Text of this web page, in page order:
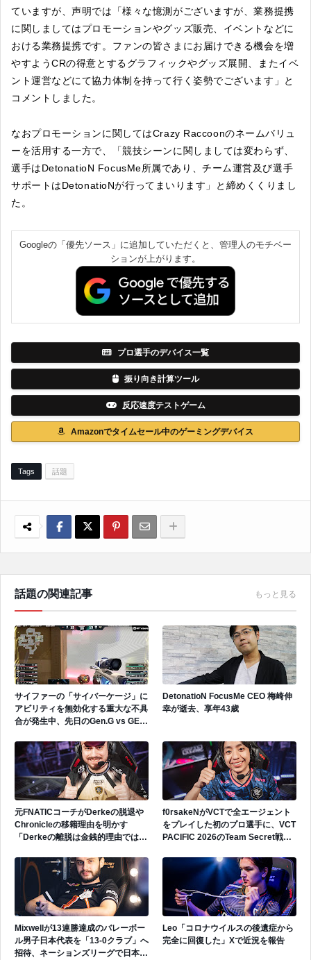
ていますが、声明では「様々な憶測がございますが、業務提携
に関しましてはプロモーションやグッズ販売、イベントなどに
おける業務提携です。ファンの皆さまにお届けできる機会を増
やすようCRの得意とするグラフィックやグッズ展開、またイベ
ント運営などにて協力体制を持って行く姿勢でございます」と
コメントしました。
なおプロモーションに関してはCrazy Raccoonのネームバリュ
ーを活用する一方で、「競技シーンに関しましては変わらず、
選手はDetonatioN FocusMe所属であり、チーム運営及び選手
サポートはDetonatioNが行ってまいります」と締めくくりまし
た。
Googleの「優先ソース」に追加していただくと、管理人のモチベー
ションが上がります。
プロ選手のデバイス一覧
振り向き計算ツール
反応速度テストゲーム
Amazonでタイムセール中のゲーミングデバイス
Tags 話題
話題の関連記事 もっと見る
サイファーの「サイバーケージ」に
アビリティを無効化する重大な不具
合が発生中、先日のGen.G vs GEで
DetonatioN FocusMe CEO 梅崎伸
幸が逝去、享年43歳
元FNATICコーチがDerkeの脱退や
Chronicleの移籍理由を明かす
「Derkeの離脱は金銭的理由ではな
f0rsakeNがVCTで全エージェント
をプレイした初のプロ選手に、VCT
PACIFIC 2026のTeam Secret戦で
Mixwellが13連勝達成のバレーボー
ル男子日本代表を「13-0クラブ」へ
招待、ネーションズリーグで日本代
Leo「コロナウイルスの後遺症から
完全に回復した」Xで近況を報告